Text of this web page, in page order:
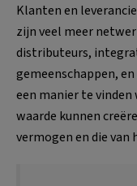
Klanten en
zijn veel meer
distributeurs,
gemeenschappen,
een manier te
waarde kunnen
vermogen en die van